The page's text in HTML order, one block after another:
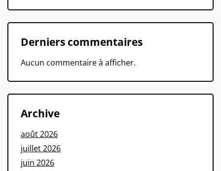
Derniers commentaires
Aucun commentaire à afficher.
Archive
août 2026
juillet 2026
juin 2026